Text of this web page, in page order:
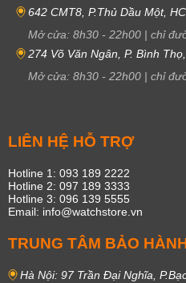
642 CMT8, P.Thủ Dầu Một,
Mở cửa: 8h30 - 22h00 | chỉ
274 Võ Văn Ngân, P. Bình
Mở cửa: 8h30 - 22h00 | chỉ
LIÊN HỆ HỖ TRỢ
Hotline 1: 093 189 2222
Hotline 2: 097 189 3333
Hotline 3: 096 139 5555
Email: info@watchstore.vn
TRUNG TÂM BẢO
Hà Nội: 97 Trần Đại Nghĩa,